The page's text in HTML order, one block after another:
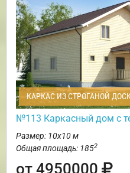
КАРКАС ИЗ СТРОГАНОЙ
№113 Каркасный дом с
Размер: 10х10 м
Общая площадь: 1852
от 4950000